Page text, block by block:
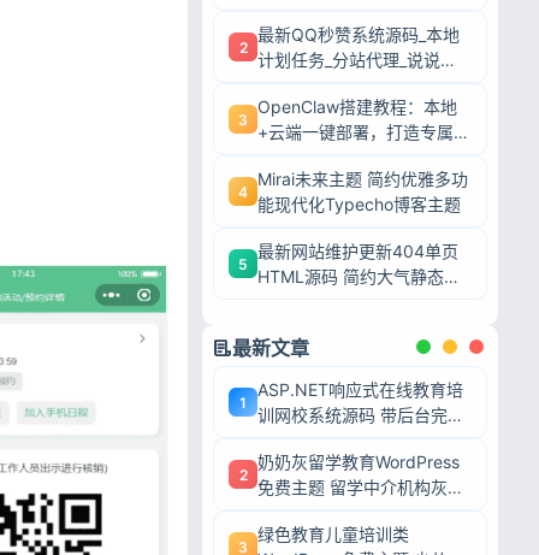
2
最新QQ秒赞系统源码_本地
计划任务_分站代理_说说赞
3
OpenClaw搭建教程：本地
+云端一键部署，打造专属AI
4
Mirai未来主题 简约优雅多功
能现代化Typecho博客主题
5
最新网站维护更新404单页
HTML源码 简约大气静态模
最新文章
1
ASP.NET响应式在线教育培
训网校系统源码 带后台完整
2
奶奶灰留学教育WordPress
免费主题 留学中介机构灰色
3
绿色教育儿童培训类